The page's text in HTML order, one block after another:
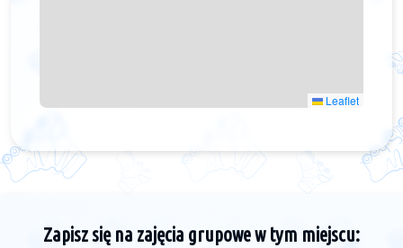
Leaflet
Zapisz się na zajęcia grupowe w tym miejscu: